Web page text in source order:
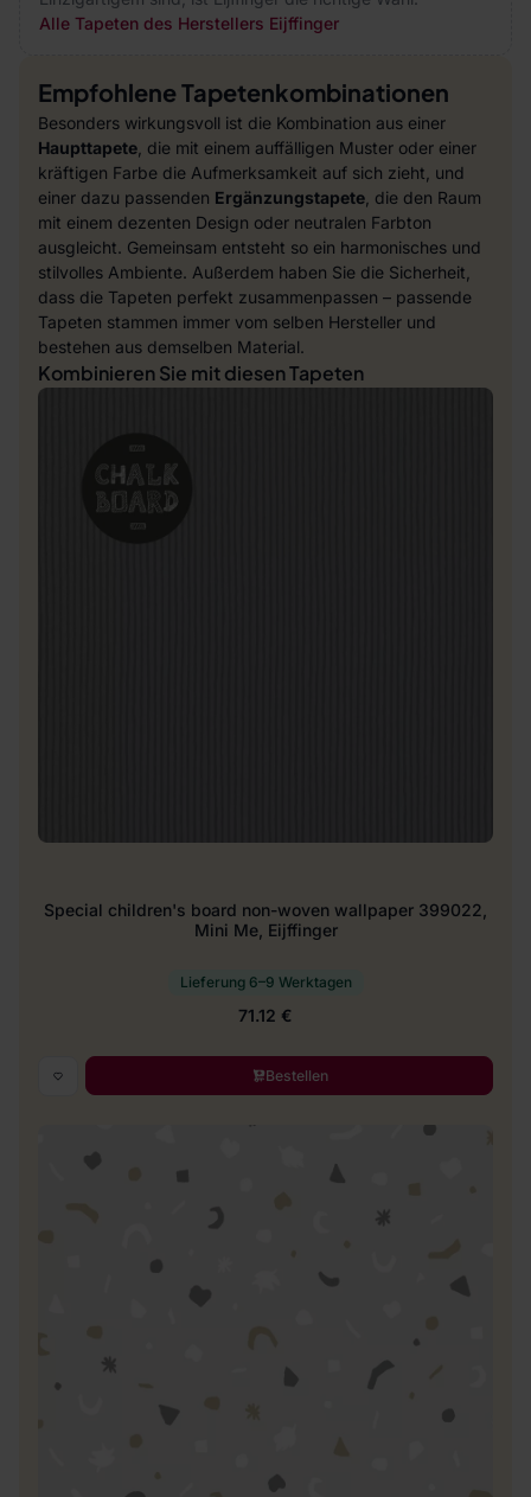
Alle Tapeten des Herstellers Eijffinger
Empfohlene Tapetenkombinationen
Besonders wirkungsvoll ist die Kombination aus einer
Haupttapete , die mit einem auffälligen Muster oder einer
kräftigen Farbe die Aufmerksamkeit auf sich zieht, und
einer dazu passenden Ergänzungstapete , die den Raum
mit einem dezenten Design oder neutralen Farbton
ausgleicht. Gemeinsam entsteht so ein harmonisches und
stilvolles Ambiente. Außerdem haben Sie die Sicherheit,
dass die Tapeten perfekt zusammenpassen – passende
Tapeten stammen immer vom selben Hersteller und
bestehen aus demselben Material.
Kombinieren Sie mit diesen Tapeten
Special children's board non-woven wallpaper 399022,
Mini Me, Eijffinger
Lieferung 6–9 Werktagen
71.12 €
Bestellen